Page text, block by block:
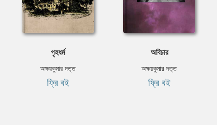
গৃহধর্ম
অক্ষয়কুমার দত্ত
ফ্রি বই
অবিচার
অক্ষয়কুমার দত্ত
ফ্রি বই